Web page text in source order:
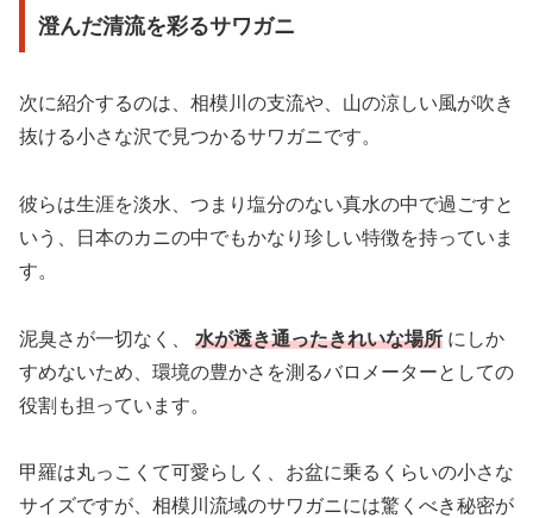
澄んだ清流を彩るサワガニ
次に紹介するのは、相模川の支流や、山の涼しい風が吹き
抜ける小さな沢で見つかるサワガニです。
彼らは生涯を淡水、つまり塩分のない真水の中で過ごすと
いう、日本のカニの中でもかなり珍しい特徴を持っていま
す。
泥臭さが一切なく、 水が透き通ったきれいな場所 にしか
すめないため、環境の豊かさを測るバロメーターとしての
役割も担っています。
甲羅は丸っこくて可愛らしく、お盆に乗るくらいの小さな
サイズですが、相模川流域のサワガニには驚くべき秘密が